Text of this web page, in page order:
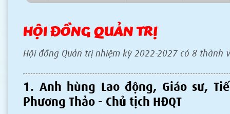
HỘI ĐỒNG QUẢN TRỊ
Hội đồng Quản trị nhiệm kỳ 2022-2027 có 8 thành
1. Anh hùng Lao động, Giáo sư,
Phương Thảo - Chủ tịch HĐQT